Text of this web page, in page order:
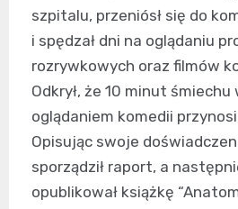
szpitalu, przeniósł się do
i spędzał dni na oglądaniu
rozrywkowych oraz filmów
Odkrył, że 10 minut śmiechu
oglądaniem komedii
Opisując swoje
sporządził raport, a
opublikował książkę